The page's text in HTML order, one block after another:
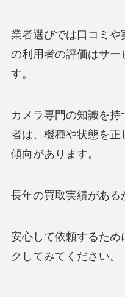
業者選びでは口コミ
の利用者の評価はサー
す。
カメラ専門の知識を
者は、機種や状態を
傾向があります。
長年の買取実績がある
安心して依頼するため
クしてみてください。